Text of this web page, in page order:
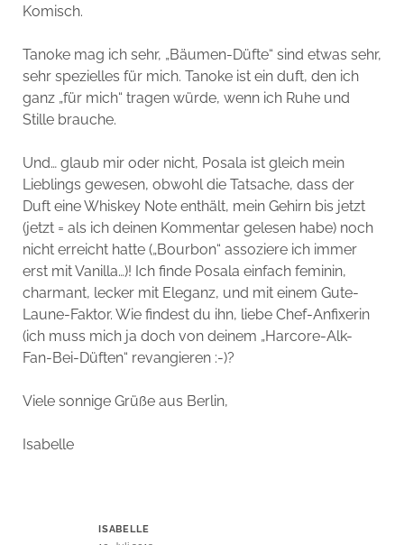
Komisch.
Tanoke mag ich sehr, „Bäumen-Düfte“ sind etwas sehr,
sehr spezielles für mich. Tanoke ist ein duft, den ich
ganz „für mich“ tragen würde, wenn ich Ruhe und
Stille brauche.
Und… glaub mir oder nicht, Posala ist gleich mein
Lieblings gewesen, obwohl die Tatsache, dass der
Duft eine Whiskey Note enthält, mein Gehirn bis jetzt
(jetzt = als ich deinen Kommentar gelesen habe) noch
nicht erreicht hatte („Bourbon“ assoziere ich immer
erst mit Vanilla…)! Ich finde Posala einfach feminin,
charmant, lecker mit Eleganz, und mit einem Gute-
Laune-Faktor. Wie findest du ihn, liebe Chef-Anfixerin
(ich muss mich ja doch von deinem „Harcore-Alk-
Fan-Bei-Düften“ revangieren :-)?
Viele sonnige Grüße aus Berlin,
Isabelle
ISABELLE